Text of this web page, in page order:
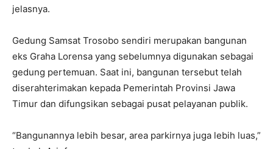
jelasnya.
Gedung Samsat Trosobo sendiri merupakan bangunan
eks Graha Lorensa yang sebelumnya digunakan sebagai
gedung pertemuan. Saat ini, bangunan tersebut telah
diserahterimakan kepada Pemerintah Provinsi Jawa
Timur dan difungsikan sebagai pusat pelayanan publik.
“Bangunannya lebih besar, area parkirnya juga lebih luas,”